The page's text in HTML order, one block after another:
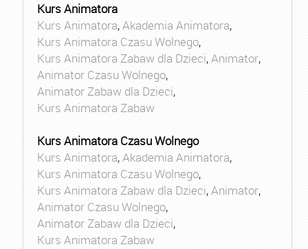
Kurs Animatora
Kurs Animatora,Akademia Animatora,
Kurs Animatora Czasu Wolnego,
Kurs Animatora Zabaw dla Dzieci,Animator,
Animator Czasu Wolnego,
Animator Zabaw dla Dzieci,
Kurs Animatora Zabaw
Kurs Animatora Czasu Wolnego
Kurs Animatora,Akademia Animatora,
Kurs Animatora Czasu Wolnego,
Kurs Animatora Zabaw dla Dzieci,Animator,
Animator Czasu Wolnego,
Animator Zabaw dla Dzieci,
Kurs Animatora Zabaw